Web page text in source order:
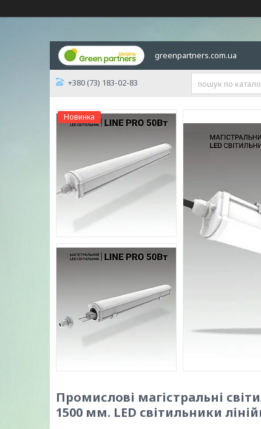
greenpartners.com.ua
+380 (73) 183-02-83
Новинка
Промислові магістральні
1500 мм. LED світильники